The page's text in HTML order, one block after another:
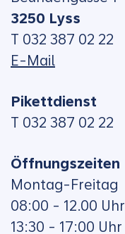
3250 Lyss
T 032 387 02 22
E-Mail
Pikettdienst
T 032 387 02 22
Öffnungszeiten
Montag-Freitag
08:00 - 12.00 Uhr
13:30 - 17:00 Uhr